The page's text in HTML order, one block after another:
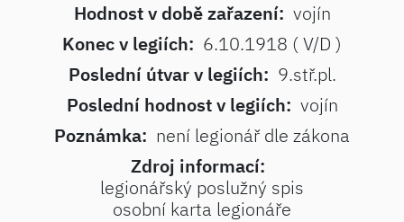
Hodnost v době zařazení: vojín
Konec v legiích: 6.10.1918 ( V/D )
Poslední útvar v legiích: 9.stř.pl.
Poslední hodnost v legiích: vojín
Poznámka: není legionář dle zákona
Zdroj informací:
legionářský poslužný spis
osobní karta legionáře